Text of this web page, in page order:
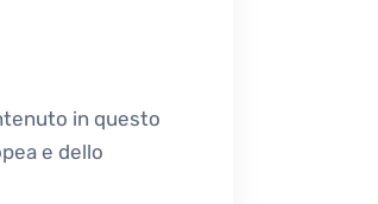
in questo
e dello